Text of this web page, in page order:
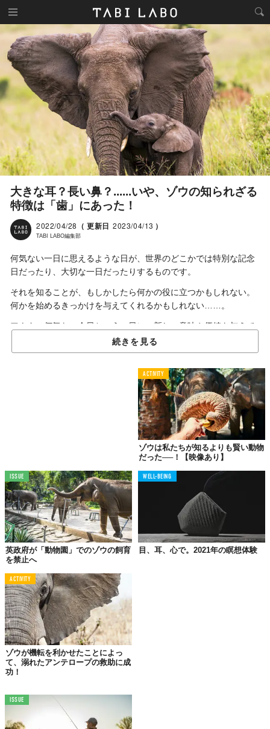
大きな耳？長い鼻？......いや、ゾウの知られざる
特徴は「歯」にあった！
2022/04/28 （ 更新日 2023/04/13 ）
TABI LABO編集部
何気ない一日に思えるような日が、世界のどこかでは特別な記念
日だったり、大切な一日だったりするものです。
それを知ることが、もしかしたら何かの役に立つかもしれない。
何かを始めるきっかけを与えてくれるかもしれない……。
アナタの何気ない今日という一日に、新しい意味や価値を与えて
くれる。そんな世界のどこかの「今日」を探訪してみませんか？
象の日
294年前（1729年）の今日、ときの主上である中御門天皇のもと
「広南従四位白象（こうなんじゅしいはくぞう）」という、天皇
今日4月28日は、八代将軍・徳川吉宗への献上品としてはるばる
広南（現在のベトナム）からやってきた雄のアジアゾウが天皇に
拝謁したことを記念する「象の日」です。
今でこそ世界中で（とくにチビッコに）人気のゾウですが、京都
から約1ヵ月をかけて江戸入りした日本初のゾウに人々は大興奮。
大きな体に巨大な耳、そして自在に動く長い鼻は、はじめて見た
人にとっては衝撃以外のなにものでもなかったに違いありませ
ん。
シンボリックな耳や鼻ばかりに目がいくゾウですが、じつは
「歯」にも驚くべき特徴があるのを知っていますか？
器用に鼻を使い、硬い果物や野菜などを口に運んでバリバリと食
べるゾウ。さぞ立派な歯が無数に生えているかと思いきや、その
数は、なんとわずか4本のみ（※）。
左右と下顎の左右にそれえぞれ1本ずつ生えており、1/30ほどの厚
みに擦り減ると自然と抜け落ち、新たな歯が生えるのだそう。
続きを見る
ACTIVITY
ゾウは私たちが知るよりも賢い動物
だった──！【映像あり】
ISSUE
英政府が「動物園」でのゾウの飼育
を禁止へ
WELL-BEING
目、耳、心で。2021年の瞑想体験
ACTIVITY
ゾウが機転を利かせたことによっ
て、溺れたアンテロープの救助に成
功！
ISSUE